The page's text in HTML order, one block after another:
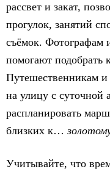
рассвет и закат,
прогулок, занятий
съёмок. Фотографам
помогают подобрать
Путешественникам
на улицу с суточной
распланировать
близких к…
Учитывайте, что